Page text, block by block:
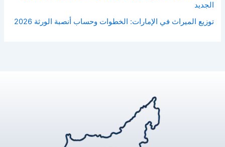
الجديد
توزيع الميراث في الإمارات: الخطوات وحساب أنصبة الورثة 2026